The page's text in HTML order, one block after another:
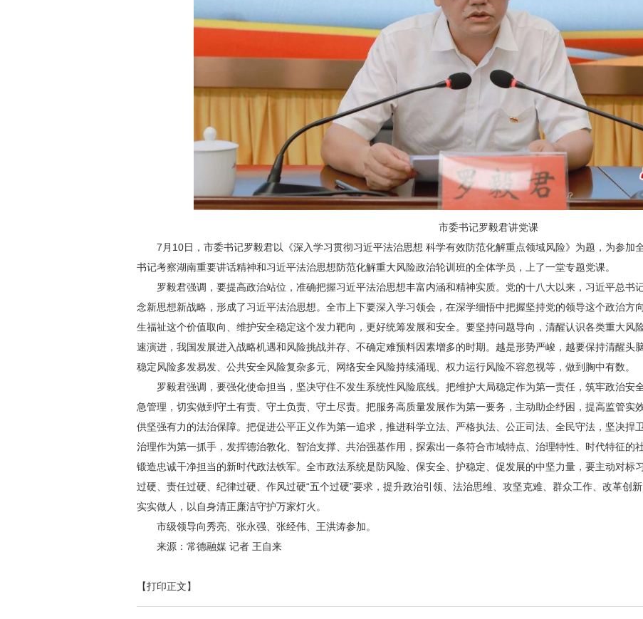
市委书记罗毅君讲党课
7月10日，市委书记罗毅君以《深入学习贯彻习近平法治思想 科学有效防范化解重点领域风险》为题，为参加
书记考察湖南重要讲话精神和习近平法治思想防范化解重大风险政治轮训班的全体学员，上了一堂专题党课。
罗毅君强调，要提高政治站位，准确把握习近平法治思想丰富内涵和精神实质。党的十八大以来，习近平总书
念新思想新战略，形成了习近平法治思想。全市上下要深入学习领会，在深学细悟中把握坚持党的领导这个政治方
生福祉这个价值取向、维护安全稳定这个发力靶向，更好统筹发展和安全。要坚持问题导向，清醒认识各类重大风
速演进，我国发展进入战略机遇和风险挑战并存、不确定难预料因素增多的时期。越是形势严峻，越要保持清醒头
稳定风险多发易发、公共安全风险复杂多元、网络安全风险持续涌现、权力运行风险不容忽视等，做到胸中有数。
罗毅君强调，要强化使命担当，坚决守住不发生系统性风险底线。把维护大局稳定作为第一责任，筑牢政治安
急管理，切实做到守土有责、守土负责、守土尽责。把服务高质量发展作为第一要务，主动助企纾困，提高监管实
供坚强有力的法治保障。把促进公平正义作为第一追求，推进科学立法、严格执法、公正司法、全民守法，坚决捍
治理作为第一抓手，发挥德治教化、智治支撑、共治强基作用，探索出一条符合市域特点、治理特性、时代特征的
锻造忠诚干净担当的新时代政法铁军。全市政法系统是防风险、保安全、护稳定、促发展的中坚力量，要主动对标
过硬、责任过硬、纪律过硬、作风过硬“五个过硬”要求，提升政治引领、法治思维、攻坚克难、群众工作、改革创
实实做人，以自身清正廉洁守护万家灯火。
市级领导向秀亮、张永强、张经伟、王洪涛参加。
来源：常德融媒 记者 王自来
【打印正文】